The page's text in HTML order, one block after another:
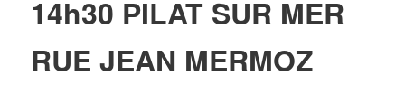
14h30 PILAT SUR MER
RUE JEAN MERMOZ